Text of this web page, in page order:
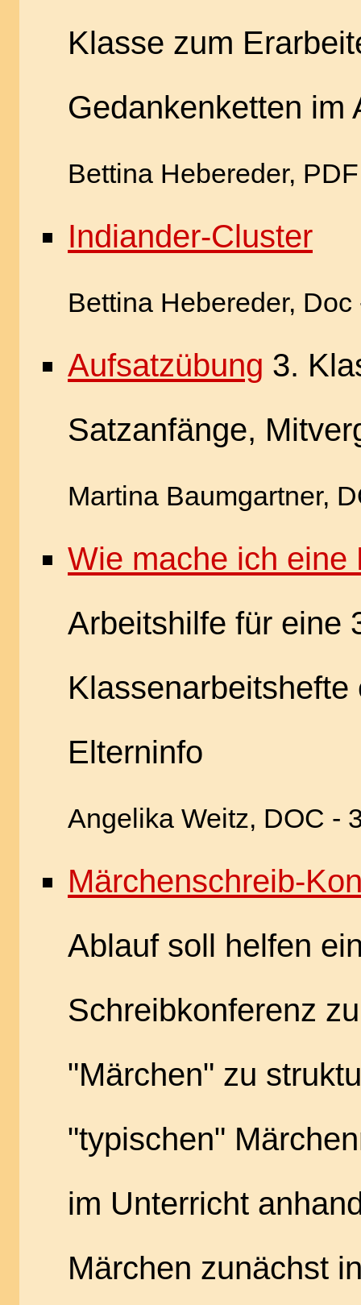
Klasse zum
Gedankenketten im
Bettina Hebereder,
Indiander-Cluster
Bettina Hebereder, Doc
Aufsatzübung 3.
Satzanfänge,
Martina Baumgartner,
Wie mache ich eine
Arbeitshilfe für eine
Elterninfo
Angelika Weitz, DOC -
Märchenschreib-
Ablauf soll helfen
Schreibkonferenz
"Märchen" zu
"typischen"
im Unterricht
Märchen zunächst